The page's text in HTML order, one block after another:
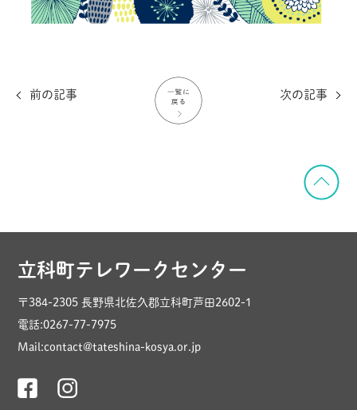
前の記事 次の記事
立科町テレワークセンター
〒384-2305 長野県北佐久郡立科町芦田2602-1
電話:0267-77-7975
Mail:contact@tateshina-kosya.or.jp